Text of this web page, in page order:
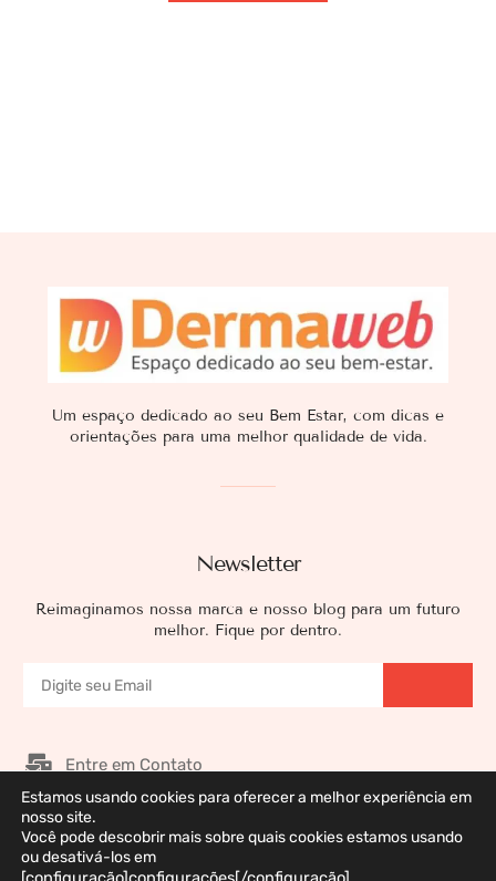
Newsletter
Reimaginamos nossa marca e nosso blog para um futuro
melhor. Fique por dentro.
Um espaço dedicado ao seu Bem Estar, com dicas e
orientações para uma melhor qualidade de vida.
Entre em Contato
Nossos Patrocinadores
Galeria de Imagens
Política de Privacidade
Estamos usando cookies para oferecer a melhor experiência em
nosso site.
Você pode descobrir mais sobre quais cookies estamos usando
ou desativá-los em